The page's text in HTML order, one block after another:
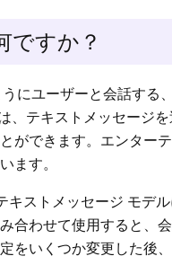
ですか？
にユーザーと会話する
、テキストメッセージ
ができます。エンター
ます。
ストメッセージ モデ
合わせて使用​​すると、
をいくつか変更した後